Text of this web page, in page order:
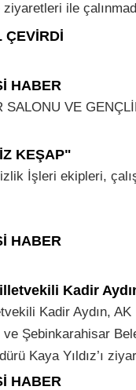
ile
ÇEVİRDİ
HABER
SALONU VE
KEŞAP"
İşleri ekipleri,
HABER
Kadir
Kadir Aydın,
Şebinkarahisar
Kaya Yıldız’ı
HABER